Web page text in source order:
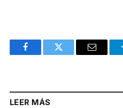
FacebookTwitter Email
LEER MÁS